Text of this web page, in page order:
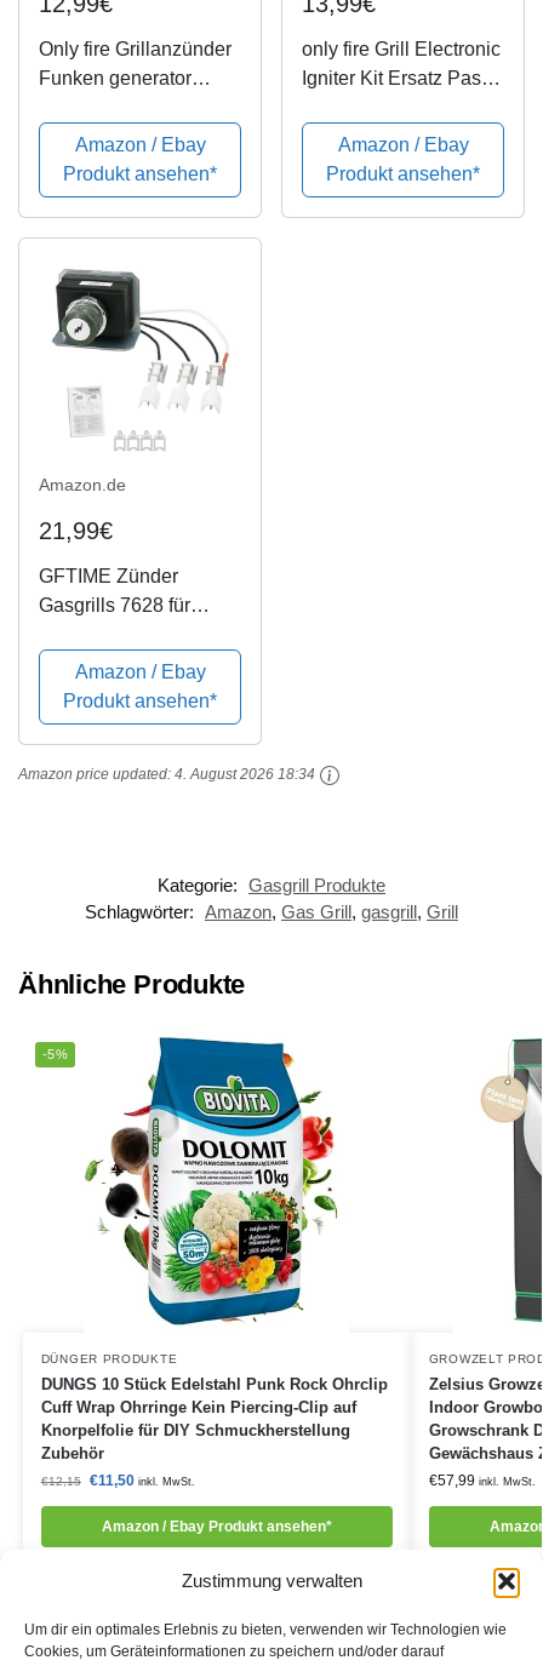
Zustimmung verwalten
Um dir ein optimales Erlebnis zu bieten, verwenden wir Technologien wie
Cookies, um Geräteinformationen zu speichern und/oder darauf
Only fire Grillanzünder
Funken generator
"AA" Batterie betriebt
(F. 6 Brenner, Schwarz)
Amazon / Ebay
Produkt ansehen*
only fire Grill Electronic
Igniter Kit Ersatz Passt
210/310 Serie Gasgrills
Amazon / Ebay
Produkt ansehen*
Amazon.de
21,99€
GFTIME Zünder
Gasgrills 7628 für
320 (Generation 1
Serie mit vorderen
Brennerknöpfen),
Elektronischer
Zündungskit
Amazon / Ebay
Produkt ansehen*
Amazon price updated: 4. August 2026 18:34
Kategorie: Gasgrill Produkte
Schlagwörter: Amazon, Gas Grill, gasgrill, Grill
Ähnliche Produkte
-5%
DÜNGER PRODUKTE
DUNGS 10 Stück Edelstahl Punk Rock Ohrclip
Cuff Wrap Ohrringe Kein Piercing-Clip auf
Knorpelfolie für DIY Schmuckherstellung
Zubehör
€12,15 €11,50 inkl. MwSt.
Amazon / Ebay Produkt ansehen*
GROWZELT
Zelsius
Indoor
Growschrank
Gewächshaus
€57,99 inkl. MwSt.